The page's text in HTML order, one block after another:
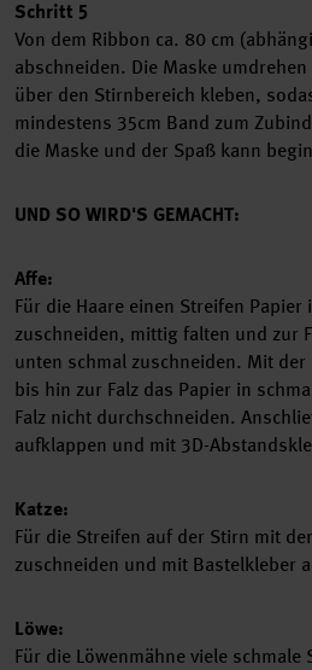
Schritt 5
Von dem Ribbon ca. 80 cm
abschneiden. Die Maske
über den Stirnbereich kleben,
mindestens 35cm Band zum
die Maske und der Spaß kann
UND SO WIRD'S GEMACHT:
Affe:
Für die Haare einen Streifen Papier
zuschneiden, mittig falten und zur
unten schmal zuschneiden. Mit der
bis hin zur Falz das Papier in
Falz nicht durchschneiden.
aufklappen und mit 3D-
Katze:
Für die Streifen auf der Stirn mit
zuschneiden und mit Bastelkleber
Löwe:
Für die Löwenmähne viele schmale